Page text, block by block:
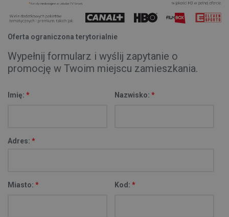
Oferta ograniczona terytorialnie
Wypełnij formularz i wyślij zapytanie o
promocję w Twoim miejscu zamieszkania.
Imię: * Nazwisko: *
Adres: *
Miasto: * Kod: *